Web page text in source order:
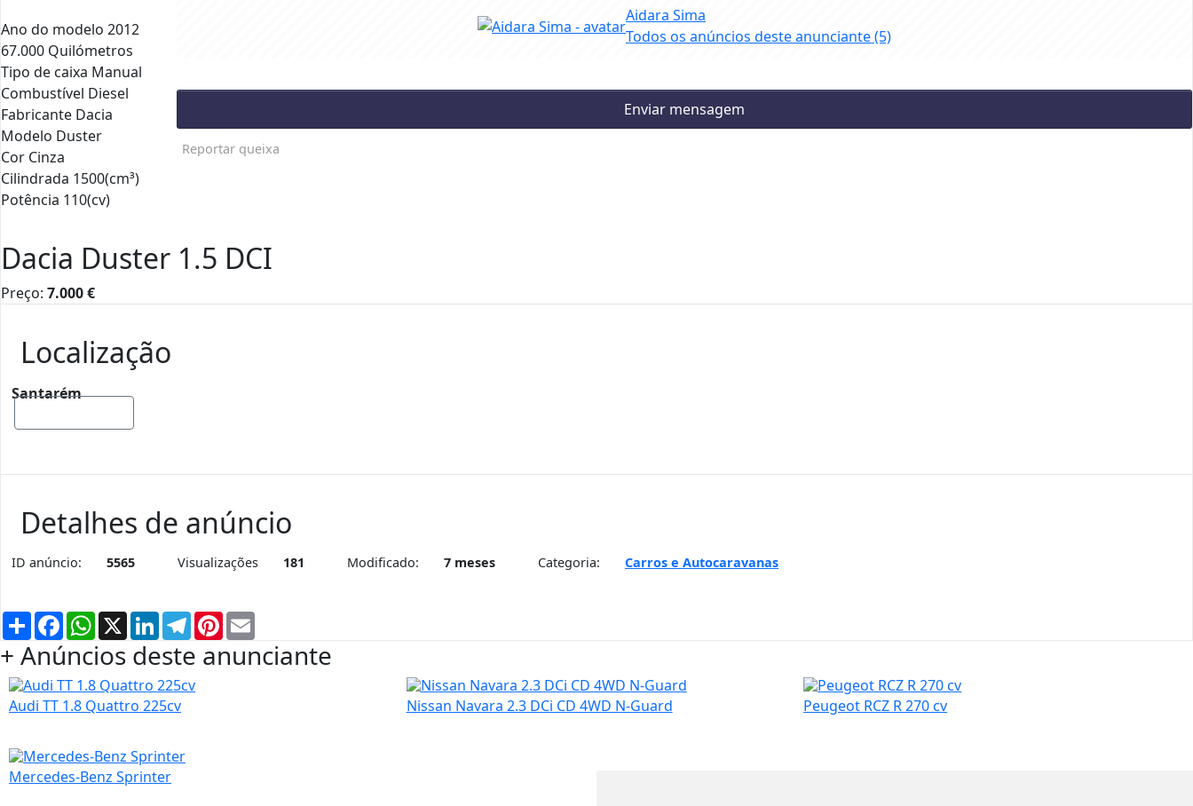
Ano do modelo 2012
67.000 Quilómetros
Tipo de caixa Manual
Combustível Diesel
Fabricante Dacia
Modelo Duster
Cor Cinza
Cilindrada 1500(cm³)
Potência 110(cv)
Aidara Sima
Todos os anúncios deste anunciante(5)
Enviar mensagem
Reportar queixa
Dacia Duster 1.5 DCI
Preço: 7.000€
Localização
Santarém
Detalhes de anúncio
ID anúncio: 5565 Visualizações 181 Modificado: 7 meses Categoria: Carros e Autocaravanas
PartilharFacebookWhatsApp
X LinkedInTelegram
Pinterest
+ Anúncios deste anunciante
Audi TT 1.8 Quattro 225cv
Mercedes-Benz Sprinter
Nissan Navara 2.3 DCi CD 4WD N-Guard Peugeot RCZ R 270 cv